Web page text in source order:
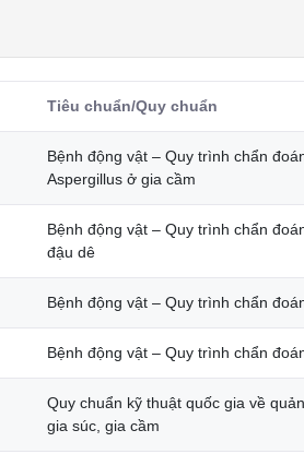
Tiêu chuẩn/Quy chuẩn
Bệnh động vật – Quy trình chẩn
Aspergillus ở gia cầm
Bệnh động vật – Quy trình chẩn
đậu dê
Bệnh động vật – Quy trình chẩn
Bệnh động vật – Quy trình chẩn
Quy chuẩn kỹ thuật quốc gia về
gia súc, gia cầm